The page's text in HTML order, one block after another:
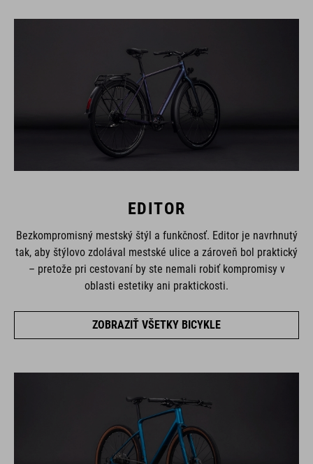
EDITOR
Bezkompromisný mestský štýl a funkčnosť. Editor je navrhnutý
tak, aby štýlovo zdolával mestské ulice a zároveň bol praktický
– pretože pri cestovaní by ste nemali robiť kompromisy v
oblasti estetiky ani praktickosti.
ZOBRAZIŤ VŠETKY BICYKLE